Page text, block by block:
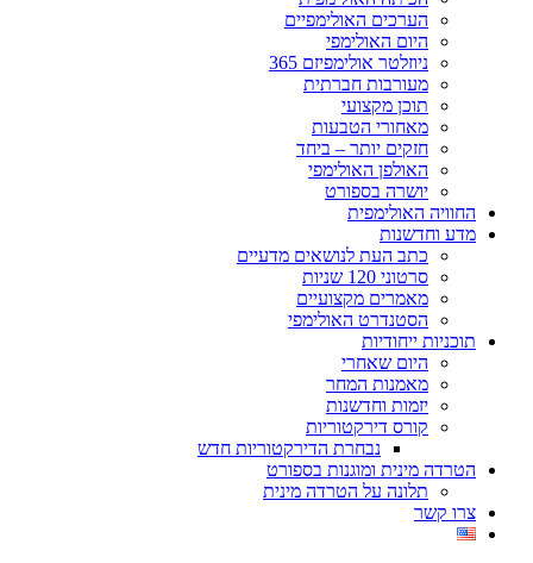
הערכים האולימפיים
היום האולימפי
ניוזלטר אולימפיזם 365
מעורבות חברתית
תוכן מקצועי
מאחורי הטבעות
חזקים יותר – ביחד
האולפן האולימפי
יושרה בספורט
החוויה האולימפית
מדע וחדשנות
כתב העת לנושאים מדעיים
סרטוני 120 שניות
מאמרים מקצועיים
הסטנדרט האולימפי
תוכניות ייחודיות
היום שאחרי
מאמנות המחר
יזמות וחדשנות
קורס דירקטוריות
נבחרת הדירקטוריות חדש
הטרדה מינית ומוגנות בספורט
תלונה על הטרדה מינית
צרו קשר